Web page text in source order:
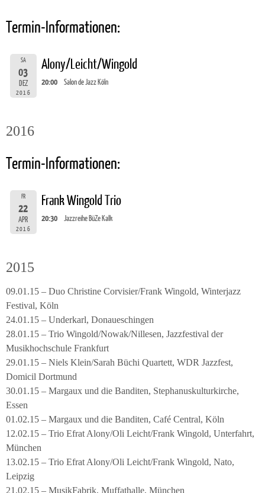
Termin-Informationen:
SA
03
DEZ
2016
Alony/Leicht/Wingold
20:00 Salon de Jazz Köln
2016
Termin-Informationen:
FR
22
APR
2016
Frank Wingold Trio
20:30 Jazzreihe BüZe Kalk
2015
09.01.15 – Duo Christine Corvisier/Frank Wingold, Winterjazz
Festival, Köln
24.01.15 – Underkarl, Donaueschingen
28.01.15 – Trio Wingold/Nowak/Nillesen, Jazzfestival der
Musikhochschule Frankfurt
29.01.15 – Niels Klein/Sarah Büchi Quartett, WDR Jazzfest,
Domicil Dortmund
30.01.15 – Margaux und die Banditen, Stephanuskulturkirche,
Essen
01.02.15 – Margaux und die Banditen, Café Central, Köln
12.02.15 – Trio Efrat Alony/Oli Leicht/Frank Wingold, Unterfahrt,
München
13.02.15 – Trio Efrat Alony/Oli Leicht/Frank Wingold, Nato,
Leipzig
21.02.15 – MusikFabrik, Muffathalle, München